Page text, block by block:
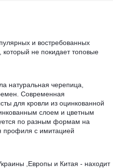
и востребованных
который не покидает топовые
натуральная черепица,
Современная
для кровли из оцинкованной
слоем и цветным
по разным формам на
профиля с имитацией
,Европы и Китая - находит